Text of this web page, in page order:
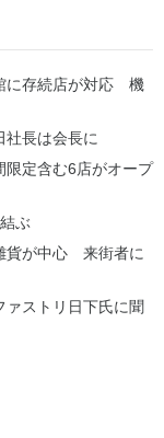
に存続店が対応 機
長は会長に
定含む6店がオープ
ぶ
貨が中心 来街者に
ストリ日下氏に聞